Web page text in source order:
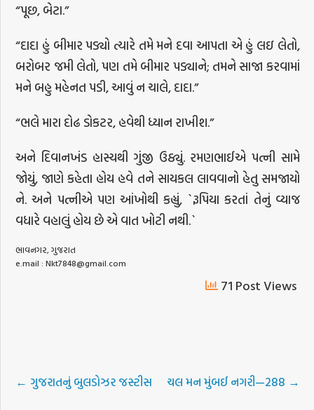
“પૂછ, બેટા.”
“દાદા હું બીમાર પડ્યો ત્યારે તમે મને દવા આપતા એ હું લઇ લેતો,
બરોબર જમી લેતો, પણ તમે બીમાર પડ્યાને; તમને સાજા કરવામાં
મને બહુ મહેનત પડી, આવું ન ચાલે, દાદા.”
“ભલે મારા દોઢ ડોકટર, હવેથી ધ્યાન રાખીશ.”
અને દિવાનખંડ હાસ્યથી ગુંજી ઉઠ્યું. રમણભાઈએ પત્ની સામે
જોયું, જાણે કહેતા હોય હવે તને સાયકલ લાવવાનો હેતુ સમજાયો
ને. અને પત્નીએ પણ આંખોથી કહ્યું, `રૂપિયા કરતાં તેનું વ્યાજ
વધારે વહાલું હોય છે એ વાત ખોટી નથી.`
ભાવનગર, ગુજરાત
e.mail :Nkt7848@gmail.com
71 Post Views
← ગુજરાતનું બુલડોઝર જસ્ટીસ ચલ મન મુંબઈ નગરી—288 →